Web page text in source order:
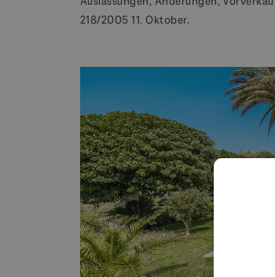
218/2005 11. Oktober.